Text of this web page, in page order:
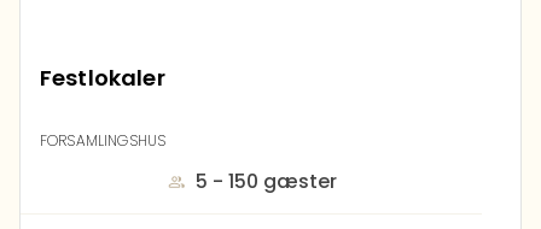
Festlokaler
FORSAMLINGSHUS
5 - 150 gæster